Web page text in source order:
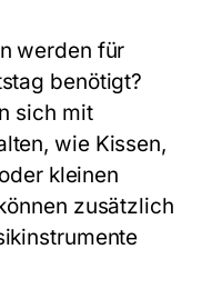
werden für
benötigt?
sich mit
wie Kissen,
kleinen
zusätzlich